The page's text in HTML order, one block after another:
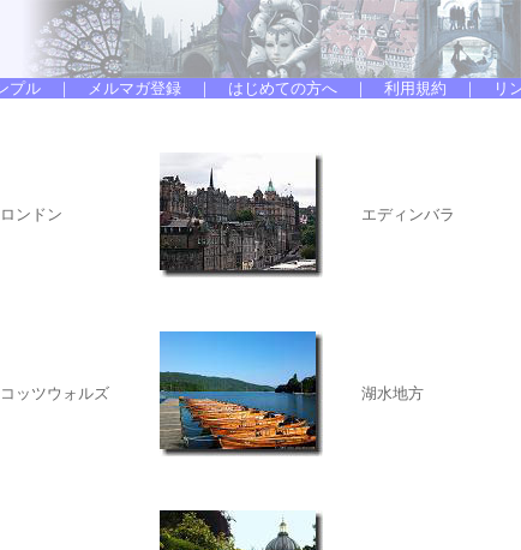
ロンドン エディンバラ
コッツウォルズ 湖水地方